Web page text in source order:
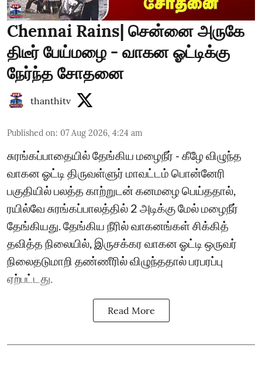
Chennai Rains| சென்னை அருகே
திடீர் பேய்மழை - வாகன ஓட்டிக்கு
நேர்ந்த சோதனை
thanthitv
Published on: 07 Aug 2026, 4:24 am
சுரங்கப்பாதையில் தேங்கிய மழைநீர் - கீழே விழுந்த
வாகன ஓட்டி திருவள்ளுர் மாவட்டம் பொன்னேரி
பகுதியில் பலத்த காற்றுடன் கனமழை பெய்ததால்,
ரயில்வே சுரங்கப்பாலத்தில் 2 அடிக்கு மேல் மழைநீர்
தேங்கியது. தேங்கிய நீரில் வாகனங்கள் சிக்கித்
தவித்த நிலையில், இருசக்கர வாகன ஓட்டி ஒருவர்
நிலைதடுமாறி தண்ணீரில் விழுந்ததால் பரபரப்பு
ஏற்பட்டது.
Read More